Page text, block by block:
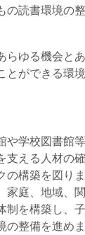
読書環境の
ゆる機会と
とができる環
や学校図書館
支える人材の
の構築を図り
家庭、地域、
制を構築し、
整備を進めま